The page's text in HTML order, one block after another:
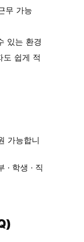
무 가능
있는 환경
도 쉽게 적
가능합니
· 학생 · 직